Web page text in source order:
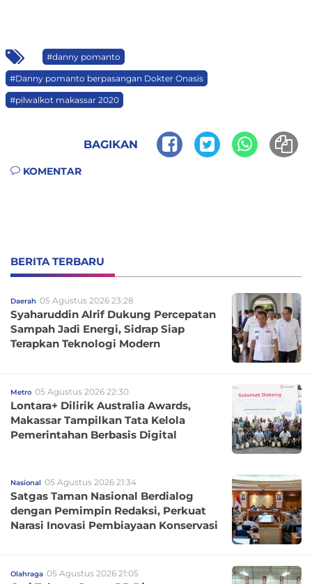
#danny pomanto
#Danny pomanto berpasangan Dokter Onasis
#pilwalkot makassar 2020
BAGIKAN
KOMENTAR
BERITA TERBARU
Daerah 05 Agustus 2026 23:28
Syaharuddin Alrif Dukung Percepatan
Sampah Jadi Energi, Sidrap Siap
Terapkan Teknologi Modern
Metro 05 Agustus 2026 22:30
Lontara+ Dilirik Australia Awards,
Makassar Tampilkan Tata Kelola
Pemerintahan Berbasis Digital
Nasional 05 Agustus 2026 21:34
Satgas Taman Nasional Berdialog
dengan Pemimpin Redaksi, Perkuat
Narasi Inovasi Pembiayaan Konservasi
Olahraga 05 Agustus 2026 21:05